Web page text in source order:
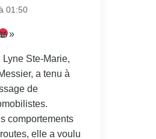
01:50
»
Ste-Marie,
a tenu à
de
comportements
elle a voulu